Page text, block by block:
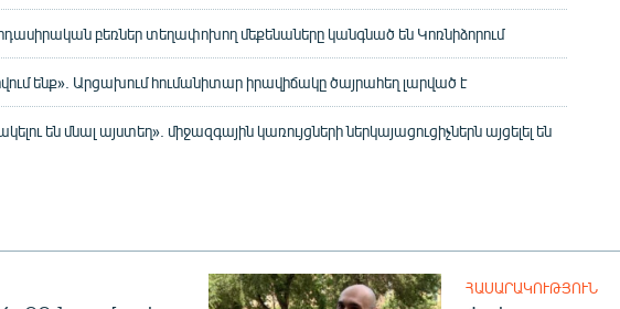
բեռներ տեղափոխող մեքենաները կանգնած են Կոռնիձորում
ենք». Արցախում հումանիտար իրավիճակը ծայրահեղ լարված է
են մնալ այստեղ». միջազգային կառույցների ներկայացուցիչներն այցելել են
ՀԱՍԱՐԱԿՈՒԹՅՈՒՆ